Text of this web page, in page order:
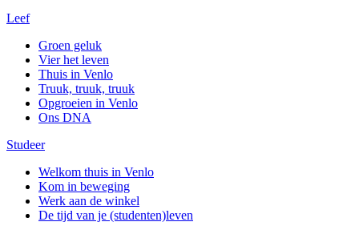
Leef
Groen geluk
Vier het leven
Thuis in Venlo
Truuk, truuk, truuk
Opgroeien in Venlo
Ons DNA
Studeer
Welkom thuis in Venlo
Kom in beweging
Werk aan de winkel
De tijd van je (studenten)leven